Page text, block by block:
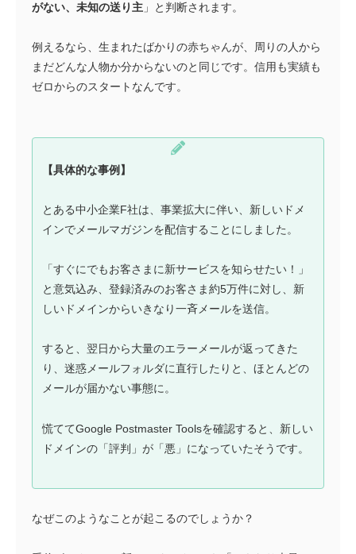
がない、未知の送り主 」と判断されます。
例えるなら、生まれたばかりの赤ちゃんが、周りの人から
まだどんな人物か分からないのと同じです。信用も実績も
ゼロからのスタートなんです。
【具体的な事例】
とある中小企業F社は、事業拡大に伴い、新しいドメ
インでメールマガジンを配信することにしました。
「すぐにでもお客さまに新サービスを知らせたい！」
と意気込み、登録済みのお客さま約5万件に対し、新
しいドメインからいきなり一斉メールを送信。
すると、翌日から大量のエラーメールが返ってきた
り、迷惑メールフォルダに直行したりと、ほとんどの
メールが届かない事態に。
慌ててGoogle Postmaster Toolsを確認すると、新しい
ドメインの「評判」が「悪」になっていたそうです。
なぜこのようなことが起こるのでしょうか？